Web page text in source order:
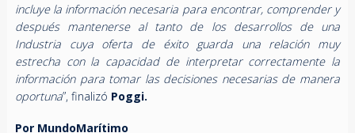
incluye la información necesaria para encontrar, comprender y
después mantenerse al tanto de los desarrollos de una
Industria cuya oferta de éxito guarda una relación muy
estrecha con la capacidad de interpretar correctamente la
información para tomar las decisiones necesarias de manera
oportuna”, finalizó Poggi.
Por MundoMarítimo